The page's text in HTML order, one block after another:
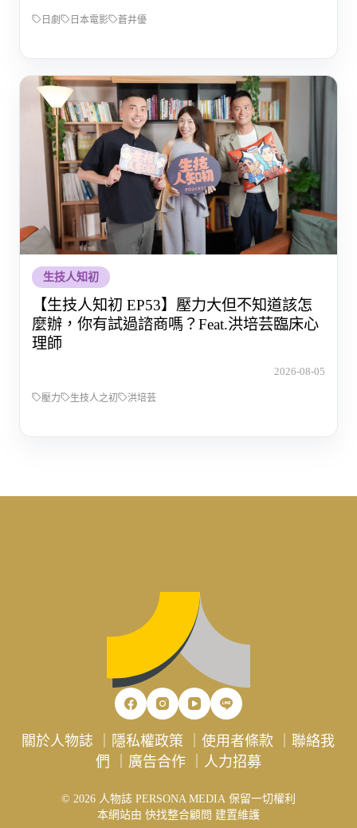
日劇 日本電影 蒼井優
生技人知初
【生技人知初 EP53】壓力大但不知道該怎
麼辦，你有試過諮商嗎？Feat.洪培芸臨床心
理師
2026-08-05
壓力 生技人之初 洪培芸
關於人物誌 隱私權政策 ｜使用者條款 ｜聯絡我
們
廣告合作｜ 人力招募
© 2026 人物誌 PERSONA MEDIA 保留一切權利
本網站由 快找整合顧問 建置維護